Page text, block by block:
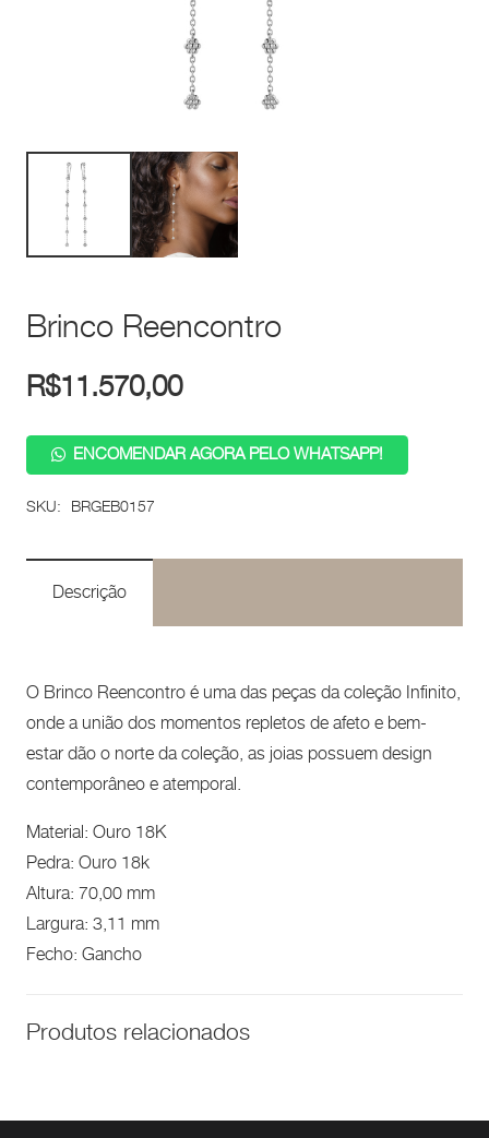
Brinco Reencontro
R$11.570,00
ENCOMENDAR AGORA PELO WHATSAPP!
SKU: BRGEB0157
Descrição
O Brinco Reencontro é uma das peças da coleção Infinito,
onde a união dos momentos repletos de afeto e bem-
estar dão o norte da coleção, as joias possuem design
contemporâneo e atemporal.
Material: Ouro 18K
Pedra: Ouro 18k
Altura: 70,00 mm
Largura: 3,11 mm
Fecho: Gancho
Produtos relacionados